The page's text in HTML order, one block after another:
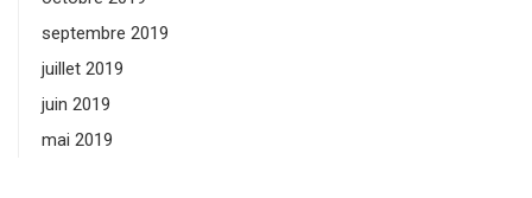
septembre 2019
juillet 2019
juin 2019
mai 2019